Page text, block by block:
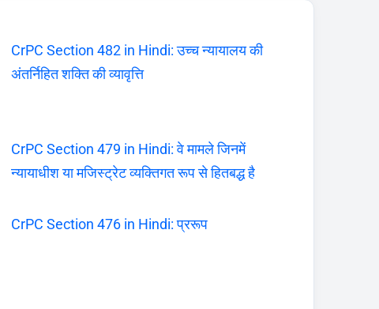
CrPC Section 482 in Hindi: उच्च न्यायालय की
अंतर्निहित शक्ति की व्यावृत्ति
CrPC Section 479 in Hindi: वे मामले जिनमें
न्यायाधीश या मजिस्ट्रेट व्यक्तिगत रूप से हितबद्ध है
CrPC Section 476 in Hindi: प्ररूप